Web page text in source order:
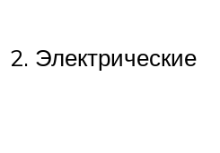
2. Электрические